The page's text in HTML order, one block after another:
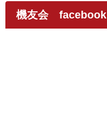
機友会 facebook